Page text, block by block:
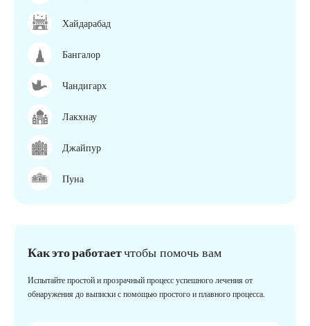
Хайдарабад
Бангалор
Чандигарх
Лакхнау
Джайпур
Пуна
Как это работаетчтобы помочь вам
Испытайте простой и прозрачный процесс успешного лечения от
обнаружения до выписки с помощью простого и плавного процесса.